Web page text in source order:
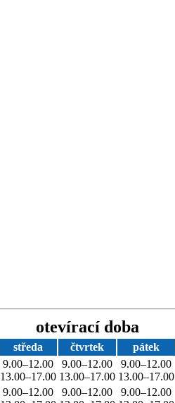
otevírací doba
středa čtvrtek pátek
9.00–12.00
13.00–17.00
9.00–12.00
13.00–17.00
9.00–12.00
13.00–17.00
9.00–12.00
9.00–12.00
9.00–12.00